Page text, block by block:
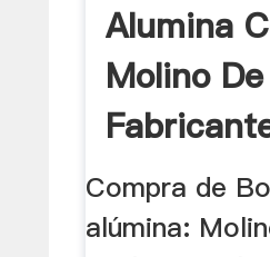
Alumina
Molino
Compra de
alúmina: